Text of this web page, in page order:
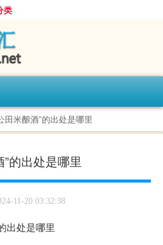
类
田米酿酒”的出处是哪里
的出处是哪里
11-20 03:32:38